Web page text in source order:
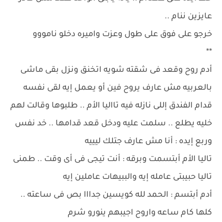
عايزين ننام ..
خرجو على فوق على طول وعزت واميره دخلو نامووو
**
أدم روح وقعد فى شقته شويه اتخنق ونزل بقى ماشى
بالعربيه مش عارف يروح فين أو يعمل إيه لقى نفسه
قدام الفندق إللى نازله فيه تااليا الأم .. طلبوها وقالت لهم
خليه يطلع .. سلمت عليه ودخل قعد قدامها .. خد نفس
وربع إيده : أنا مش عارف جتلك ليييه
تاليا الأم أبتسمت وبرقه : أنت تيجى فى أى وقت .. طمنى
تاليا حبيبتى عامله إيه والببيهات عاملين إيه
أدم أبتسم : الحمد لله كويسين جدااا بص فى ساعته ..
كلها كام ساعه واروح اجيبهم ينورو شرم